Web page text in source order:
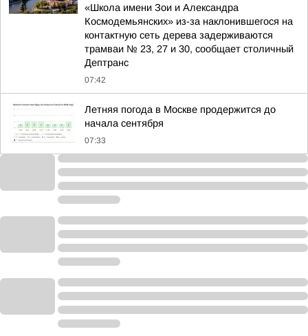
«Школа имени Зои и Александра
Космодемьянских» из-за наклонившегося на
контактную сеть дерева задерживаются
трамваи № 23, 27 и 30, сообщает столичный
Дептранс
07:42
Летняя погода в Москве продержится до
начала сентября
07:33